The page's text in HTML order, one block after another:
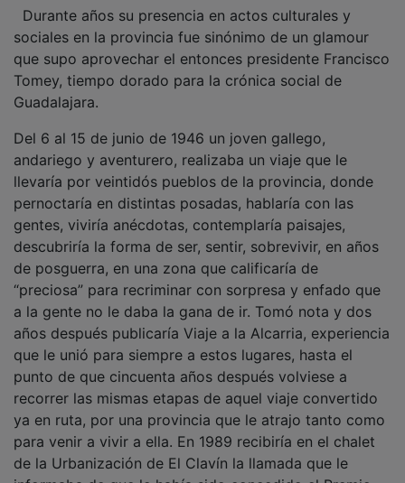
sociales en la provincia fue sinónimo de un glamour
que supo aprovechar el entonces presidente Francisco
Tomey, tiempo dorado para la crónica social de
Guadalajara.
andariego y aventurero, realizaba un viaje que le
llevaría por veintidós pueblos de la provincia, donde
pernoctaría en distintas posadas, hablaría con las
gentes, viviría anécdotas, contemplaría paisajes,
descubriría la forma de ser, sentir, sobrevivir, en años
de posguerra, en una zona que calificaría de
“preciosa” para recriminar con sorpresa y enfado que
a la gente no le daba la gana de ir. Tomó nota y dos
años después publicaría Viaje a la Alcarria, experiencia
que le unió para siempre a estos lugares, hasta el
punto de que cincuenta años después volviese a
recorrer las mismas etapas de aquel viaje convertido
ya en ruta, por una provincia que le atrajo tanto como
para venir a vivir a ella. En 1989 recibiría en el chalet
de la Urbanización de El Clavín la llamada que le
informaba de que le había sido concedido el Premio